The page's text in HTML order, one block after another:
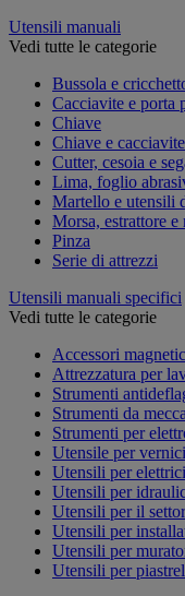
Utensili manuali
Vedi tutte le categorie
Bussola e
Cacciavite e porta
Chiave
Chiave e
Cutter, cesoia e
Lima, foglio
Martello e utensili
Morsa, estrattore e
Pinza
Serie di attrezzi
Utensili manuali specifici
Vedi tutte le categorie
Accessori
Attrezzatura per
Strumenti
Strumenti da
Strumenti per
Utensile per
Utensili per
Utensili per
Utensili per il
Utensili per
Utensili per
Utensili per